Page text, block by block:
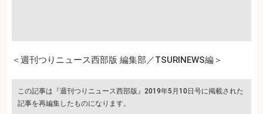
＜週刊つりニュース西部版 編集部／TSURINEWS編＞
この記事は『週刊つりニュース西部版』2019年5月10日号に掲載された
記事を再編集したものになります。